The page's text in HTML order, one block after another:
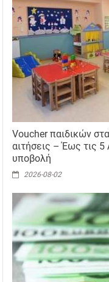
Voucher παιδικών
αιτήσεις – Έως τις
υποβολή
2026-08-02